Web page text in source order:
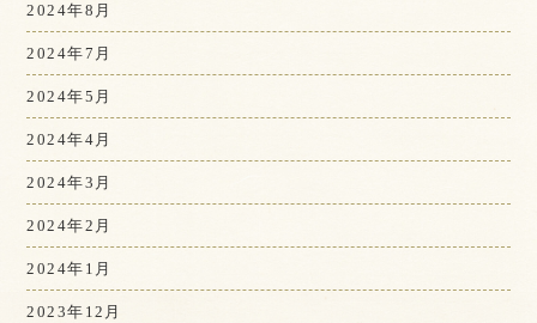
2024年8月
2024年7月
2024年5月
2024年4月
2024年3月
2024年2月
2024年1月
2023年12月